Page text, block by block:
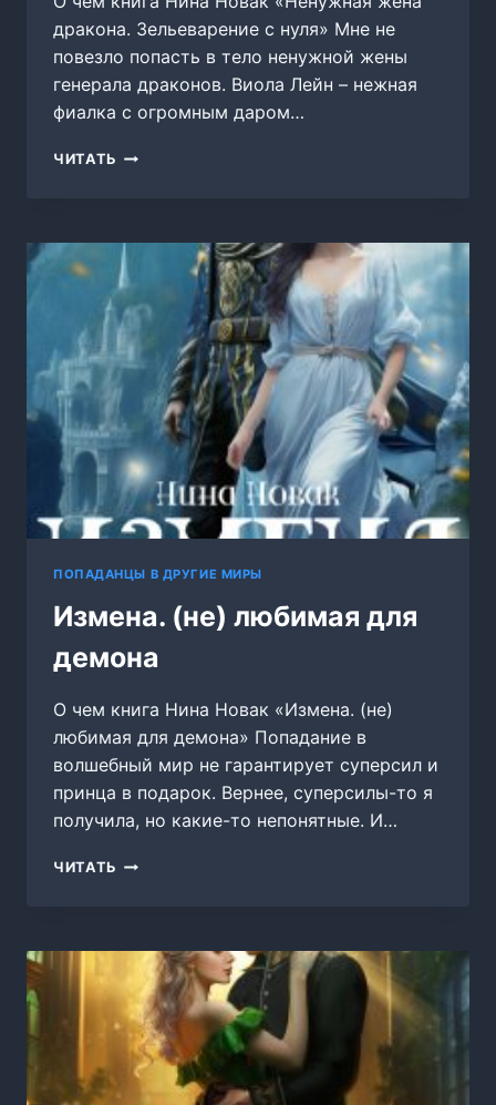
дракона. Зельеварение с нуля» Мне не
повезло попасть в тело ненужной жены
генерала драконов. Виола Лейн – нежная
фиалка с огромным даром…
ЧИТАТЬ НЕНУЖНАЯ
С
НУЛЯ
ПОПАДАНЦЫ В ДРУГИЕ МИРЫ
Измена. (не) любимая для
демона
О чем книга Нина Новак «Измена. (не)
любимая для демона» Попадание в
волшебный мир не гарантирует суперсил и
принца в подарок. Вернее, суперсилы-то я
получила, но какие-то непонятные. И…
ЧИТАТЬ ИЗМЕНА.
ДЕМОНА